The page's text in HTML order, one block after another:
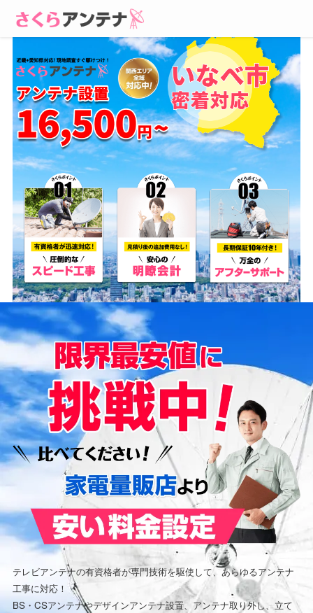
テレビアンテナの有資格者が専門技術を駆使して、あらゆるアンテナ
工事に対応！
BS・CSアンテナやデザインアンテナ設置、アンテナ取り外し、立て